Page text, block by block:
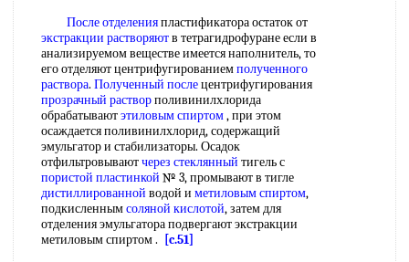
После отделенияпластификатора остаток от
экстракции растворяютв тетрагидрофуране если в
анализируемом веществе имеется наполнитель, то
его отделяют центрифугированиемполученного
раствора. Полученный послецентрифугирования
прозрачный растворполивинилхлорида
обрабатываютэтиловым спиртом, при этом
осаждается поливинилхлорид, содержащий
эмульгатор и стабилизаторы. Осадок
отфильтровываютчерез стеклянный тигель с
пористой пластинкой № 3, промывают в тигле
дистиллированной водой и метиловым спиртом,
подкисленнымсоляной кислотой, затем для
отделения эмульгатора подвергают экстракции
метиловым спиртом .
[c.51]